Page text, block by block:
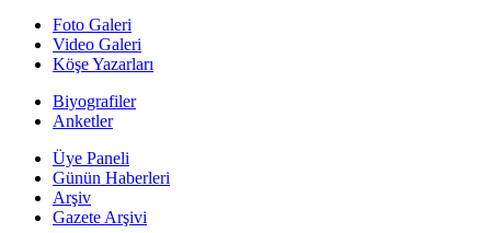
Foto Galeri
Video Galeri
Köşe Yazarları
Biyografiler
Anketler
Üye Paneli
Günün Haberleri
Arşiv
Gazete Arşivi